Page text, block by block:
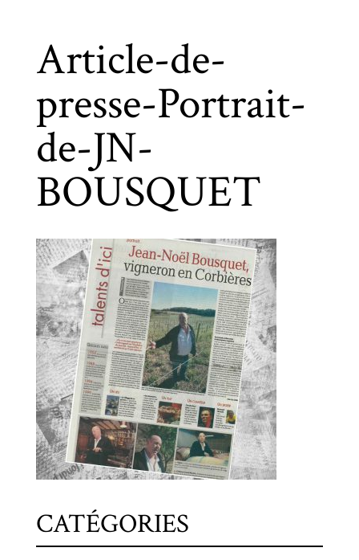
Article-de-
presse-Portrait-
de-JN-
BOUSQUET
CATÉGORIES